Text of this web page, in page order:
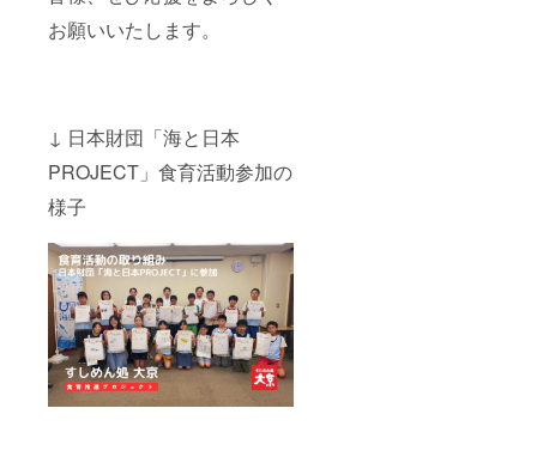
お願いいたします。
↓ 日本財団「海と日本
PROJECT」食育活動参加の
様子